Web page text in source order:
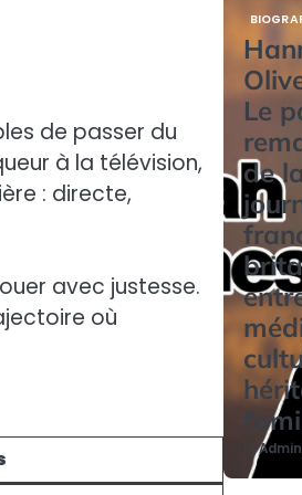
de passer du
à la télévision,
: directe,
avec justesse.
où
Le
de la
byAdmin